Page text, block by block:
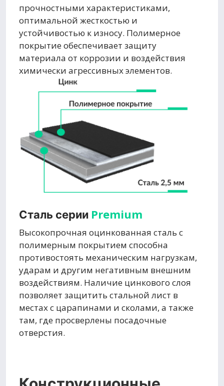
прочностными характеристиками,
оптимальной жесткостью и
устойчивостью к износу. Полимерное
покрытие обеспечивает защиту
материала от коррозии и воздействия
химически агрессивных элементов.
Сталь серии Premium
Высокопрочная оцинкованная сталь с
полимерным покрытием способна
противостоять механическим нагрузкам,
ударам и другим негативным внешним
воздействиям. Наличие цинкового слоя
позволяет защитить стальной лист в
местах с царапинами и сколами, а также
там, где просверлены посадочные
отверстия.